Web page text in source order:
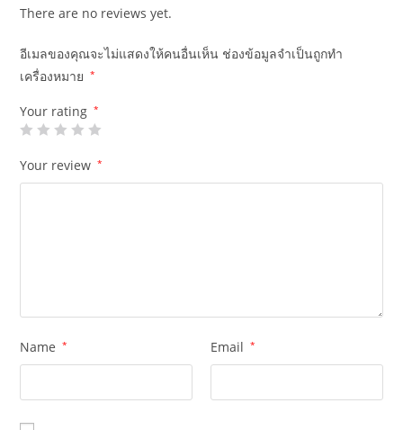
There are no reviews yet.
อีเมลของคุณจะไม่แสดงให้คนอื่นเห็น ช่องข้อมูลจำเป็นถูกทำ
เครื่องหมาย
*
Your rating *
Your review *
Name * Email *